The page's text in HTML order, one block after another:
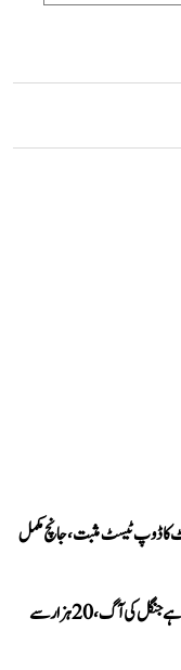
کا ڈوپ ٹیسٹ مثبت، جانچ مکمل
مغربی کناڈا میں تیزی سے پھیل رہی ہے جنگل کی آگ، 20 ہزار سے